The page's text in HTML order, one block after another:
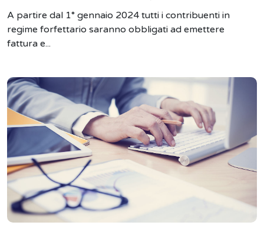
A partire dal 1° gennaio 2024 tutti i contribuenti in
regime forfettario saranno obbligati ad emettere
fattura e...